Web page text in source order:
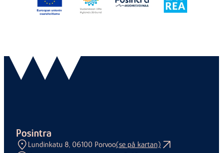
Posintra
Lundinkatu 8, 06100 Porvoo(se på kartan)